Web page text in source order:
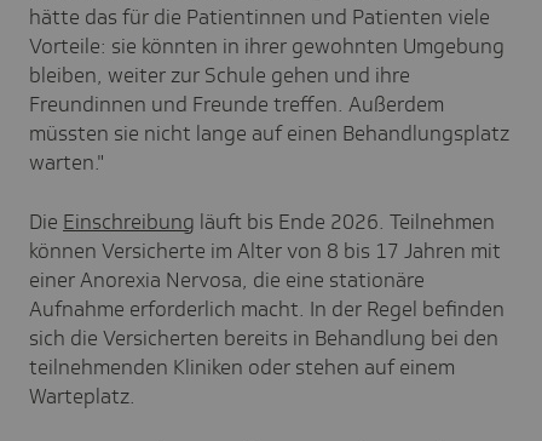
hätte das für die Patientinnen und Patienten viele
Vorteile: sie könnten in ihrer gewohnten Umgebung
bleiben, weiter zur Schule gehen und ihre
Freundinnen und Freunde treffen. Außerdem
müssten sie nicht lange auf einen Behandlungsplatz
warten."
Die Einschreibung läuft bis Ende 2026. Teilnehmen
können Versicherte im Alter von 8 bis 17 Jahren mit
einer Anorexia Nervosa, die eine stationäre
Aufnahme erforderlich macht. In der Regel befinden
sich die Versicherten bereits in Behandlung bei den
teilnehmenden Kliniken oder stehen auf einem
Warteplatz.